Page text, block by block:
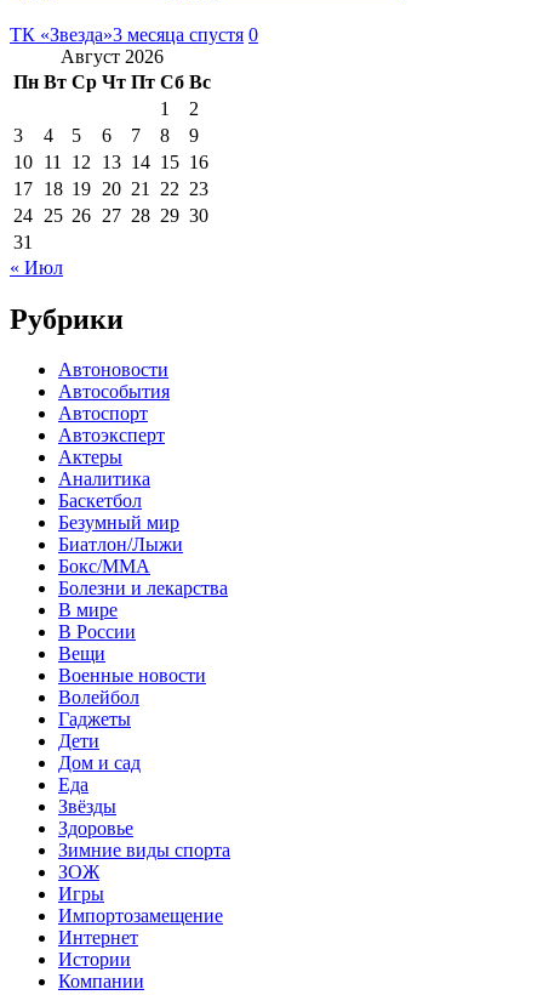
ТК «Звезда»3 месяца спустя 0
Август 2026
Пн Вт Ср Чт Пт Сб Вс
1
2
3
4 5 6 7 8
9
10 11 12 13 14 15 16
17 18 19 20 21 22 23
24 25 26 27 28 29 30
31
« Июл
Рубрики
Автоновости
Автособытия
Автоспорт
Автоэксперт
Актеры
Аналитика
Баскетбол
Безумный мир
Биатлон/Лыжи
Бокс/MMA
Болезни и лекарства
В мире
В России
Вещи
Военные новости
Волейбол
Гаджеты
Дети
Дом и сад
Еда
Звёзды
Здоровье
Зимние виды спорта
ЗОЖ
Игры
Импортозамещение
Интернет
Истории
Компании